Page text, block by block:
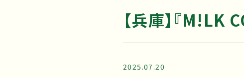
【兵庫】『
2025.07.20